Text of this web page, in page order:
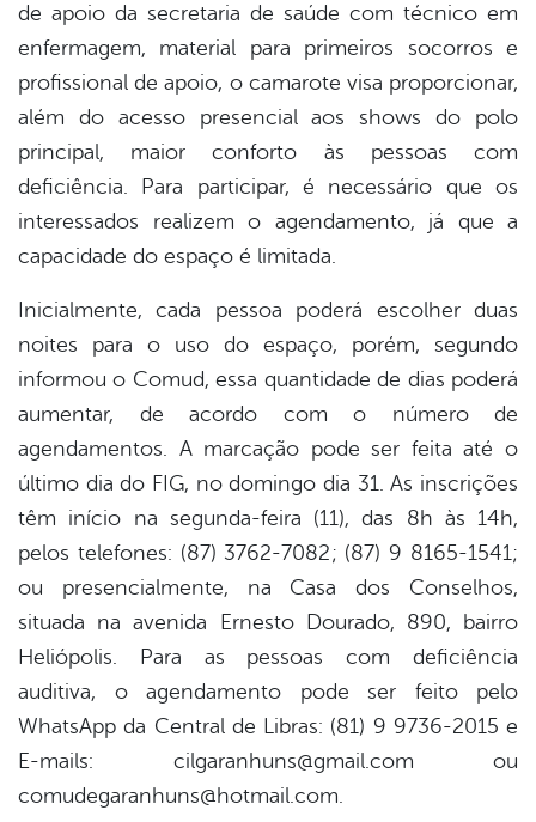
de apoio da secretaria de saúde com técnico em
enfermagem, material para primeiros socorros e
profissional de apoio, o camarote visa proporcionar,
além do acesso presencial aos shows do polo
principal, maior conforto às pessoas com
deficiência. Para participar, é necessário que os
interessados realizem o agendamento, já que a
capacidade do espaço é limitada.
Inicialmente, cada pessoa poderá escolher duas
noites para o uso do espaço, porém, segundo
informou o Comud, essa quantidade de dias poderá
aumentar, de acordo com o número de
agendamentos. A marcação pode ser feita até o
último dia do FIG, no domingo dia 31. As inscrições
têm início na segunda-feira (11), das 8h às 14h,
pelos telefones: (87) 3762-7082; (87) 9 8165-1541;
ou presencialmente, na Casa dos Conselhos,
situada na avenida Ernesto Dourado, 890, bairro
Heliópolis. Para as pessoas com deficiência
auditiva, o agendamento pode ser feito pelo
WhatsApp da Central de Libras: (81) 9 9736-2015 e
E-mails: cilgaranhuns@gmail.com ou
comudegaranhuns@hotmail.com.